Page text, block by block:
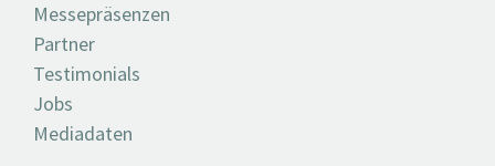
Messepräsenzen
Partner
Testimonials
Jobs
Mediadaten